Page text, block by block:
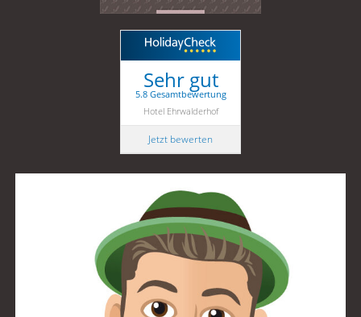
Sehr gut
5.8 Gesamtbewertung
Hotel Ehrwalderhof
Jetzt bewerten